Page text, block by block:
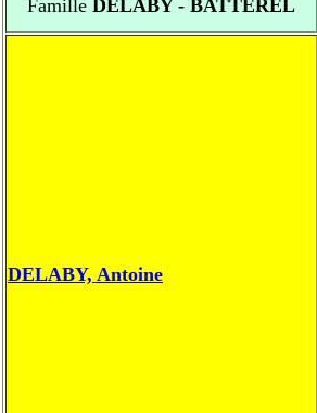
Famille DELABY - BATTEREL
DELABY, Antoine